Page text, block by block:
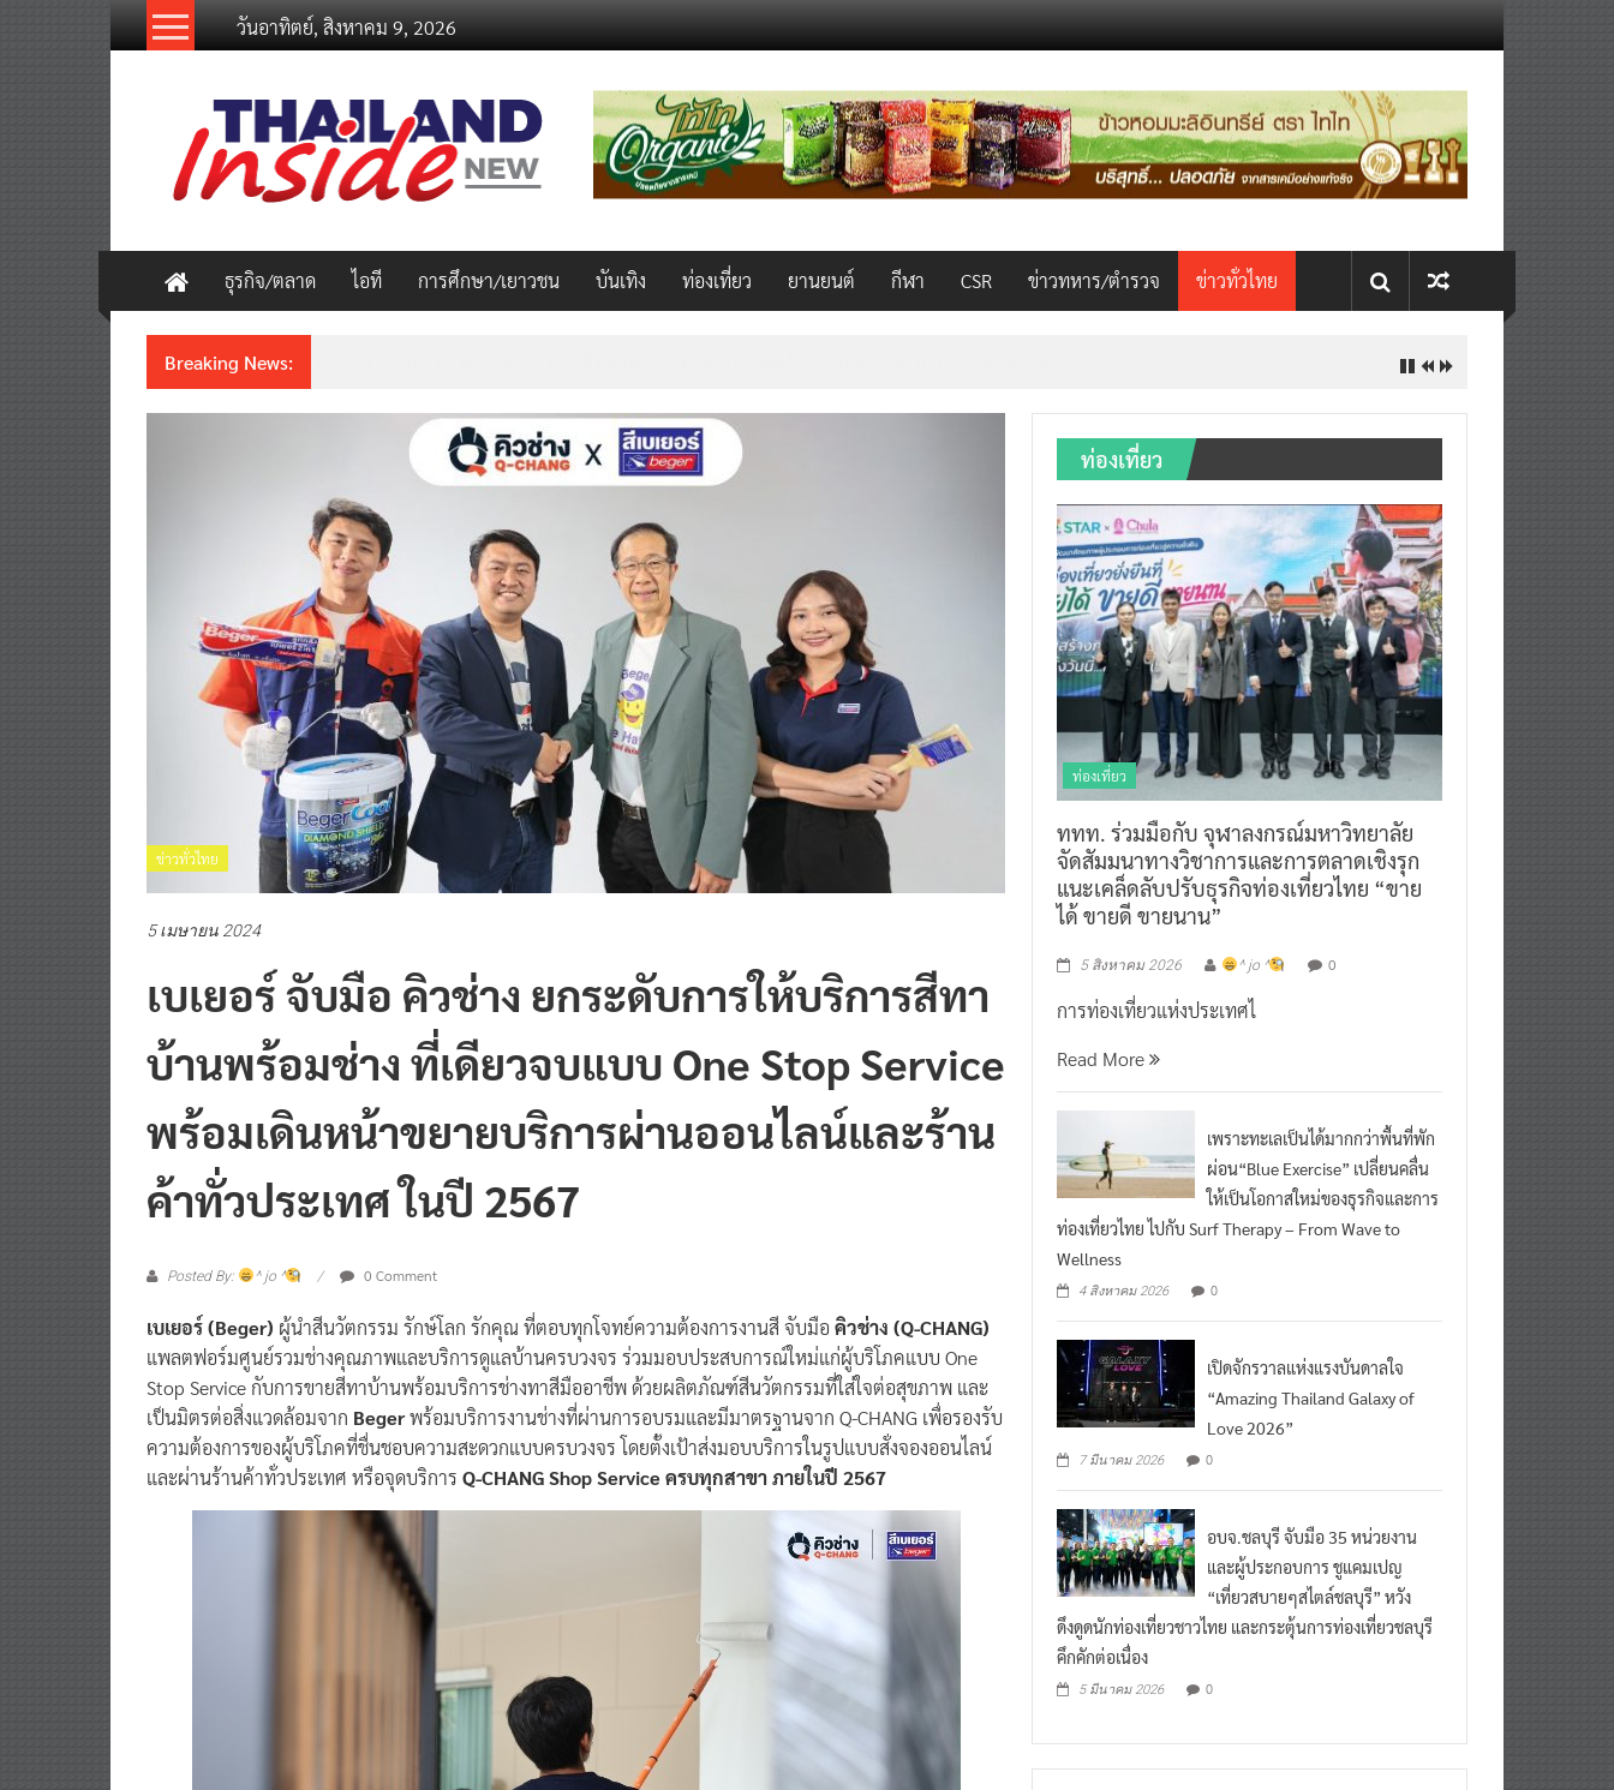
วันอาทิตย์, สิงหาคม 9, 2026
thailandinsidenew.com
Thailand
Inside
New
ธุรกิจ/ตลาด ไอที การศึกษา/เยาวชน บันเทิง ท่องเที่ยว ยานยนต์ กีฬา CSR ข่าวทหาร/ตำรวจ ข่าวทั่วไทย
Breaking News:
ข่าวทั่วไทย
5 เมษายน 2024
เบเยอร์ จับมือ คิวช่าง ยกระดับการให้บริการสีทา
บ้านพร้อมช่าง ที่เดียวจบแบบ One Stop Service
พร้อมเดินหน้าขยายบริการผ่านออนไลน์และร้าน
ค้าทั่วประเทศ ในปี 2567
Posted By: ^ jo ^ 0 Comment
เบเยอร์ (Beger) ผู้นำสีนวัตกรรม รักษ์โลก รักคุณ ที่ตอบทุกโจทย์ความต้องการงานสี จับมือ คิวช่าง (Q-CHANG)
แพลตฟอร์มศูนย์รวมช่างคุณภาพและบริการดูแลบ้านครบวงจร ร่วมมอบประสบการณ์ใหม่แก่ผู้บริโภคแบบ One
Stop Service กับการขายสีทาบ้านพร้อมบริการช่างทาสีมืออาชีพ ด้วยผลิตภัณฑ์สีนวัตกรรมที่ใส่ใจต่อสุขภาพ และ
เป็นมิตรต่อสิ่งแวดล้อมจาก Begerพร้อมบริการงานช่างที่ผ่านการอบรมและมีมาตรฐานจาก Q-CHANG เพื่อรองรับ
ความต้องการของผู้บริโภคที่ชื่นชอบความสะดวกแบบครบวงจร โดยตั้งเป้าส่งมอบบริการในรูปแบบสั่งจองออนไลน์
และผ่านร้านค้าทั่วประเทศ หรือจุดบริการ Q-CHANG Shop Service ครบทุกสาขา ภายในปี 2567
ท่องเที่ยว
ท่องเที่ยว
ททท. ร่วมมือกับ จุฬาลงกรณ์มหาวิทยาลัย
จัดสัมมนาทางวิชาการและการตลาดเชิงรุก
แนะเคล็ดลับปรับธุรกิจท่องเที่ยวไทย “ขาย
ได้ ขายดี ขายนาน”
5 สิงหาคม 2026 ^ jo ^ 0
การท่องเที่ยวแห่งประเทศไ
Read More
เพราะทะเลเป็นได้มากกว่าพื้นที่พัก
ผ่อน“Blue Exercise” เปลี่ยนคลื่น
ให้เป็นโอกาสใหม่ของธุรกิจและการ
ท่องเที่ยวไทย ไปกับ Surf Therapy – From Wave to
Wellness
4 สิงหาคม 2026 0
เปิดจักรวาลแห่งแรงบันดาลใจ
“Amazing Thailand Galaxy of
Love 2026”
7 มีนาคม 2026 0
อบจ.ชลบุรี จับมือ 35 หน่วยงาน
และผู้ประกอบการ ชูแคมเปญ
“เที่ยวสบายๆสไตล์ชลบุรี” หวัง
ดึงดูดนักท่องเที่ยวชาวไทย และกระตุ้นการท่องเที่ยวชลบุรี
คึกคักต่อเนื่อง
5 มีนาคม 2026 0